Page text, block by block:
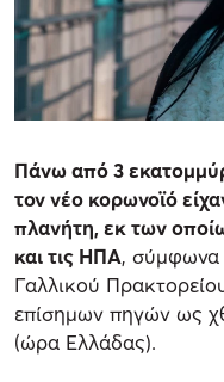
Πάνω από 3
τον νέο κορωνοϊό
πλανήτη, εκ των
και τις ΗΠΑ, σύμφωνα
Γαλλικού
επίσημων πηγών ως
(ώρα Ελλάδας).